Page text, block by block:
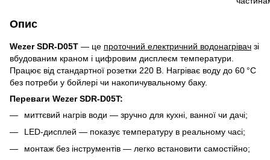
Опис
Wezer SDR-D05T — це проточний електричний водонагрівач зі
вбудованим краном і цифровим дисплеєм температури.
Працює від стандартної розетки 220 В. Нагріває воду до 60 °C
без потреби у бойлері чи накопичувальному баку.
Переваги Wezer SDR-D05T:
миттєвий нагрів води — зручно для кухні, ванної чи дачі;
LED-дисплей — показує температуру в реальному часі;
монтаж без інструментів — легко встановити самостійно;